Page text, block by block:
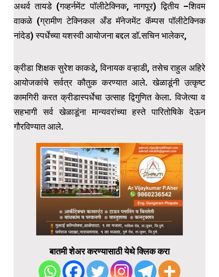
अथर्व तायडे (गव्हर्नमेंट पॉलीटेक्निक, नागपूर) द्वितीय –शिवम
वाकळे (ग्रामीण टेक्निकल अँड मॅनेजमेंट कॅम्पस पॉलीटेक्निक
नांदेड) स्पर्धेच्या यशस्वी आयोजना बद्दल डॉ.सचिन भालेकर,
क्रीडा शिक्षक सुरेश काकडे, विनायक वऱ्हाडी, तसेच राहुल अहिरे
आयोजकांचे सर्वत्र कौतुक करण्यात आले. खेळाडूंनी उत्कृष्ट
कामगिरी करत क्रीडास्पर्धेचा उत्साह द्विगुणित केला. विजेत्या व
सहभागी सर्व खेळाडूंना मान्यवरांच्या हस्ते पारितोषिके देऊन
गौरविण्यात आले.
बातमी शेअर करण्यासाठी येथे क्लिक करा